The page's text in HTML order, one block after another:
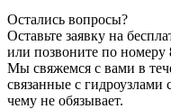
Остались вопросы?
Оставьте заявку на
или позвоните по номеру
Мы свяжемся с вами в
связанные с гидроузлами
чему не обязывает.